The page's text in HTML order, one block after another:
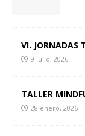
VI. JORNADAS
9 julio, 2026
TALLER
28 enero, 2026